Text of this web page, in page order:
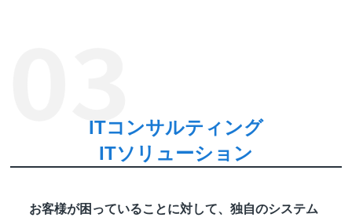
ITコンサルティング
ITソリューション
お客様が困っていることに対して、独自のシステム